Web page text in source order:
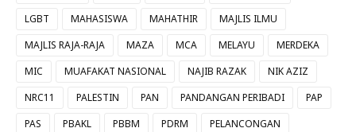
LGBT
MAHASISWA MAHATHIR
MAJLIS ILMU
MAJLIS RAJA-RAJA
MAZA MCA MELAYU
MERDEKA
MIC
MUAFAKAT NASIONAL NAJIB RAZAK
NIK AZIZ
NRC11
PALESTIN PAN PANDANGAN PERIBADI
PAP
PAS
PBAKL PBBM PDRM
PELANCONGAN